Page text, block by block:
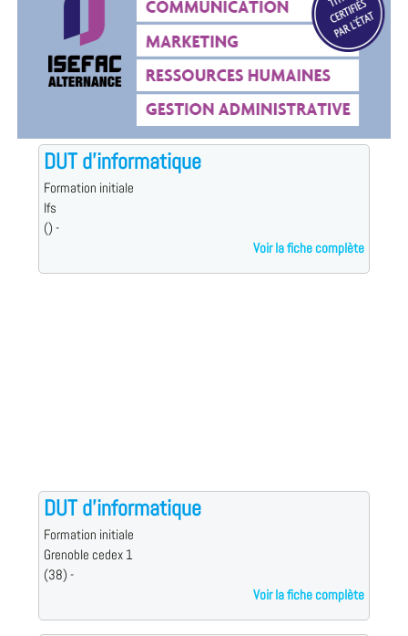
DUT d'informatique
Formation initiale
Ifs
() -
Voir la fiche complète
DUT d'informatique
Formation initiale
Grenoble cedex 1
(38) -
Voir la fiche complète